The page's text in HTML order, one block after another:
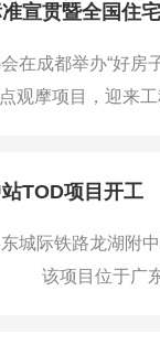
文宣贯暨全国住
成都举办“好房
观摩项目，迎来
TOD项目开工
际铁路龙湖附中
该项目位于广